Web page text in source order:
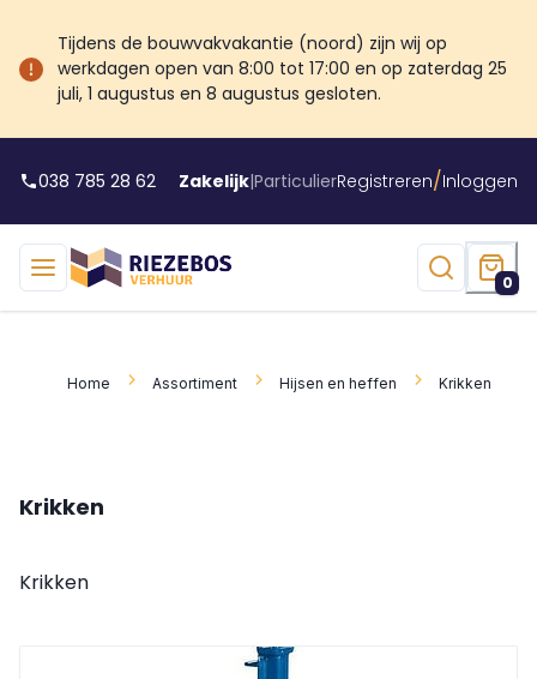
Tijdens de bouwvakvakantie (noord) zijn wij op
werkdagen open van 8:00 tot 17:00 en op zaterdag 25
juli, 1 augustus en 8 augustus gesloten.
038 785 28 62 Zakelijk|ParticulierRegistreren/Inloggen
0
Home Assortiment Hijsen en heffen Krikken
Krikken
Krikken